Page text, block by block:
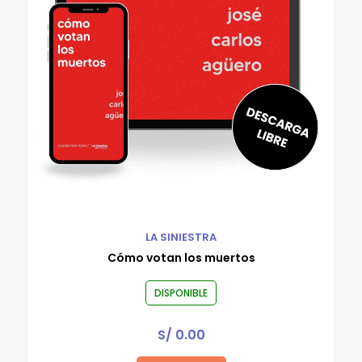
LA SINIESTRA
Cómo votan los muertos
DISPONIBLE
S/ 0.00